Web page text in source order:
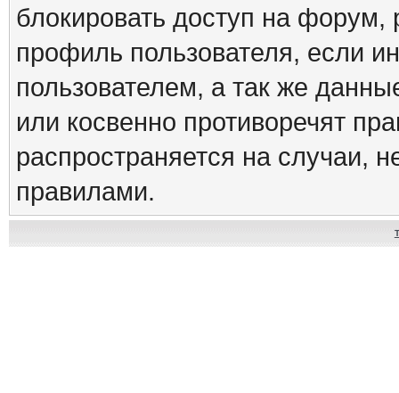
блокировать доступ на форум,
профиль пользователя, если
пользователем, а так же
или косвенно противоречят
распространяется на случаи,
правилами.